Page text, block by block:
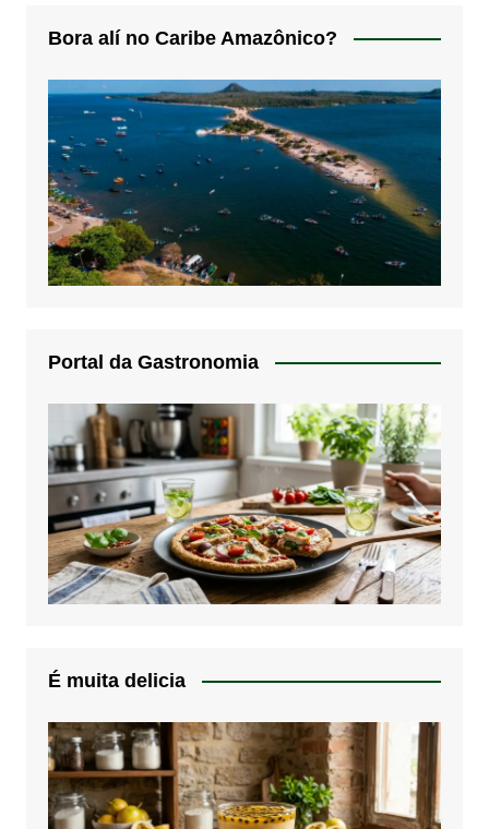
Bora alí no Caribe Amazônico?
Portal da Gastronomia
É muita delicia